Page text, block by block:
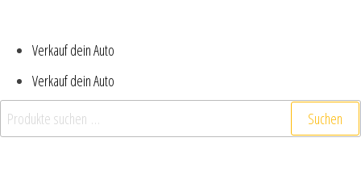
Verkauf dein Auto
Verkauf dein Auto
Suchen